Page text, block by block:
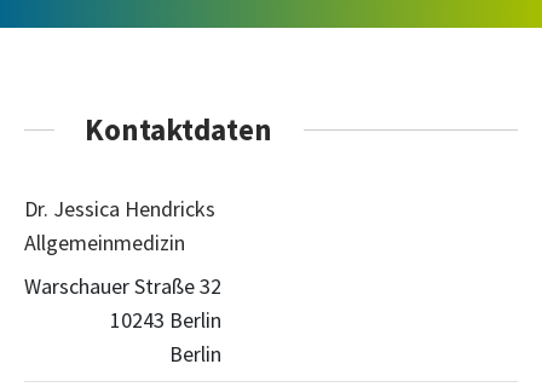
Kontaktdaten
Dr. Jessica Hendricks
Allgemeinmedizin
Warschauer Straße 32
10243 Berlin
Berlin